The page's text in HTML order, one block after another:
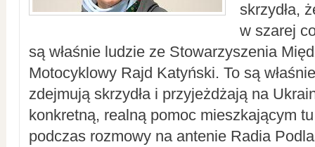
skrzydła,
w szarej
są właśnie ludzie ze Stowarzyszenia
Motocyklowy Rajd Katyński. To są
zdejmują skrzydła i przyjeżdżają na
konkretną, realną pomoc mieszkającym
podczas rozmowy na antenie Radia